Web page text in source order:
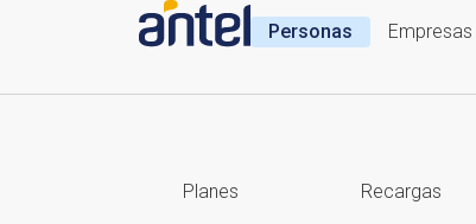
Personas Empresas
Planes Recargas